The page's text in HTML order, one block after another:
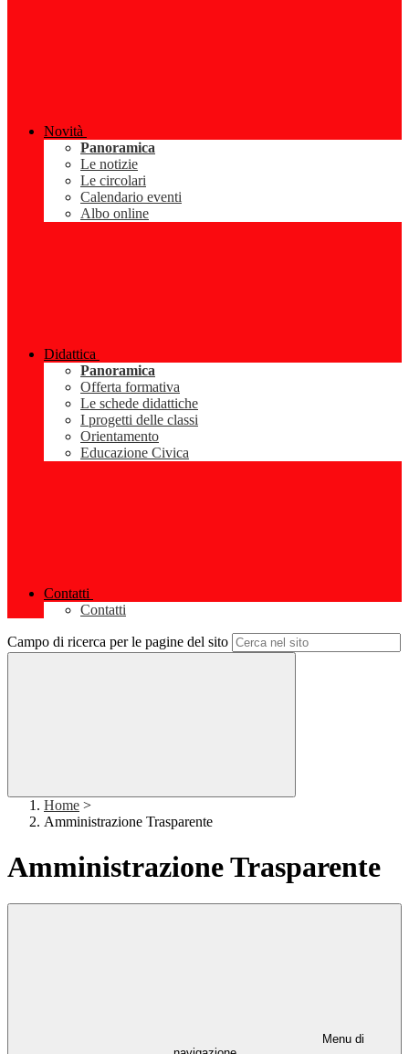
Novità
Panoramica
Le notizie
Le circolari
Calendario eventi
Albo online
Didattica
Panoramica
Offerta formativa
Le schede didattiche
I progetti delle classi
Orientamento
Educazione Civica
Contatti
Contatti
Campo di ricerca per le pagine del sito
Home >
Amministrazione Trasparente
Amministrazione Trasparente
Menu di